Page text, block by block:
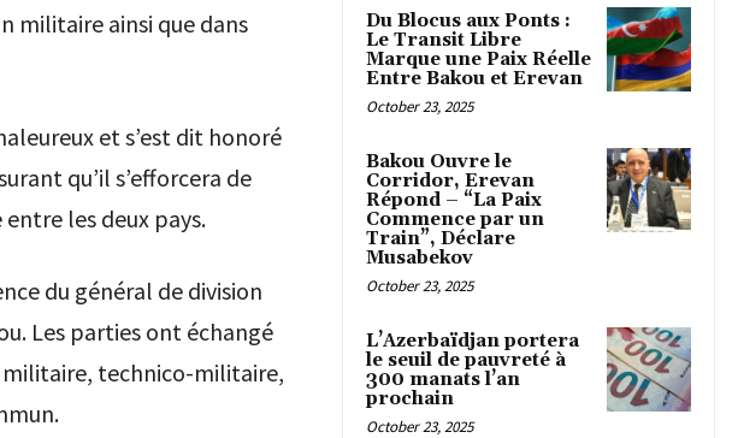
militaire ainsi que dans
et s’est dit honoré
qu’il s’efforcera de
les deux pays.
du général de division
Les parties ont échangé
militaire, technico-militaire,
Du Blocus aux Ponts :
Le Transit Libre
Marque une Paix Réelle
Entre Bakou et Erevan
October 23, 2025
Bakou Ouvre le
Corridor, Erevan
Répond – “La Paix
Commence par un
Train”, Déclare
Musabekov
October 23, 2025
L’Azerbaïdjan portera
le seuil de pauvreté à
300 manats l’an
prochain
October 23, 2025